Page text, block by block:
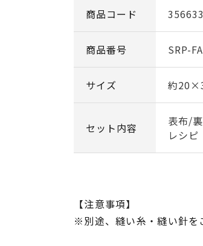
商品コード 356633
商品番号 SRP-
サイズ 約
セット内容
表布/
レシピ
【注意事項】
※別途、縫い糸・縫い針を